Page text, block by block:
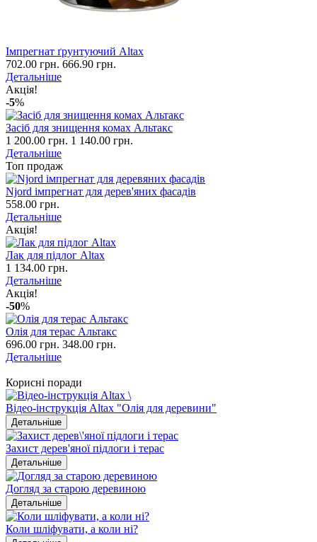
Імпрегнат ґрунтуючий Altax
702.00 грн. 666.90 грн.
Детальніше
Акція!
-5%
Засіб для знищення комах Альтакс
1 200.00 грн. 1 140.00 грн.
Детальніше
Топ продаж
Njord імпрегнат для дерев'яних фасадів
558.00 грн.
Детальніше
Акція!
Лак для підлог Altax
1 134.00 грн.
Детальніше
Акція!
-50%
Олія для терас Альтакс
696.00 грн. 348.00 грн.
Детальніше
Корисні поради
Відео-інструкція Altax "Олія для деревини"
Детальніше
Захист дерев'яної підлоги і терас
Детальніше
Догляд за старою деревиною
Детальніше
Коли шліфувати, а коли ні?